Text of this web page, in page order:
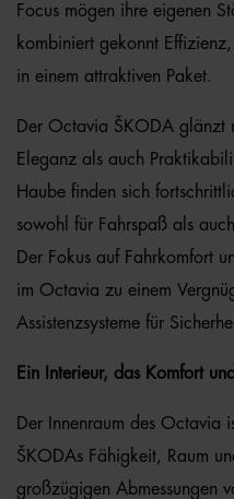
Focus mögen ihre eigenen
kombiniert gekonnt
in einem attraktiven Paket.
Der Octavia ŠKODA glänzt
Eleganz als auch
Haube finden sich
sowohl für Fahrspaß als
Der Fokus auf Fahrkomfort
im Octavia zu einem
Assistenzsysteme für
Ein Interieur, das Komfort
Der Innenraum des Octavia
ŠKODAs Fähigkeit, Raum
großzügigen Abmessungen